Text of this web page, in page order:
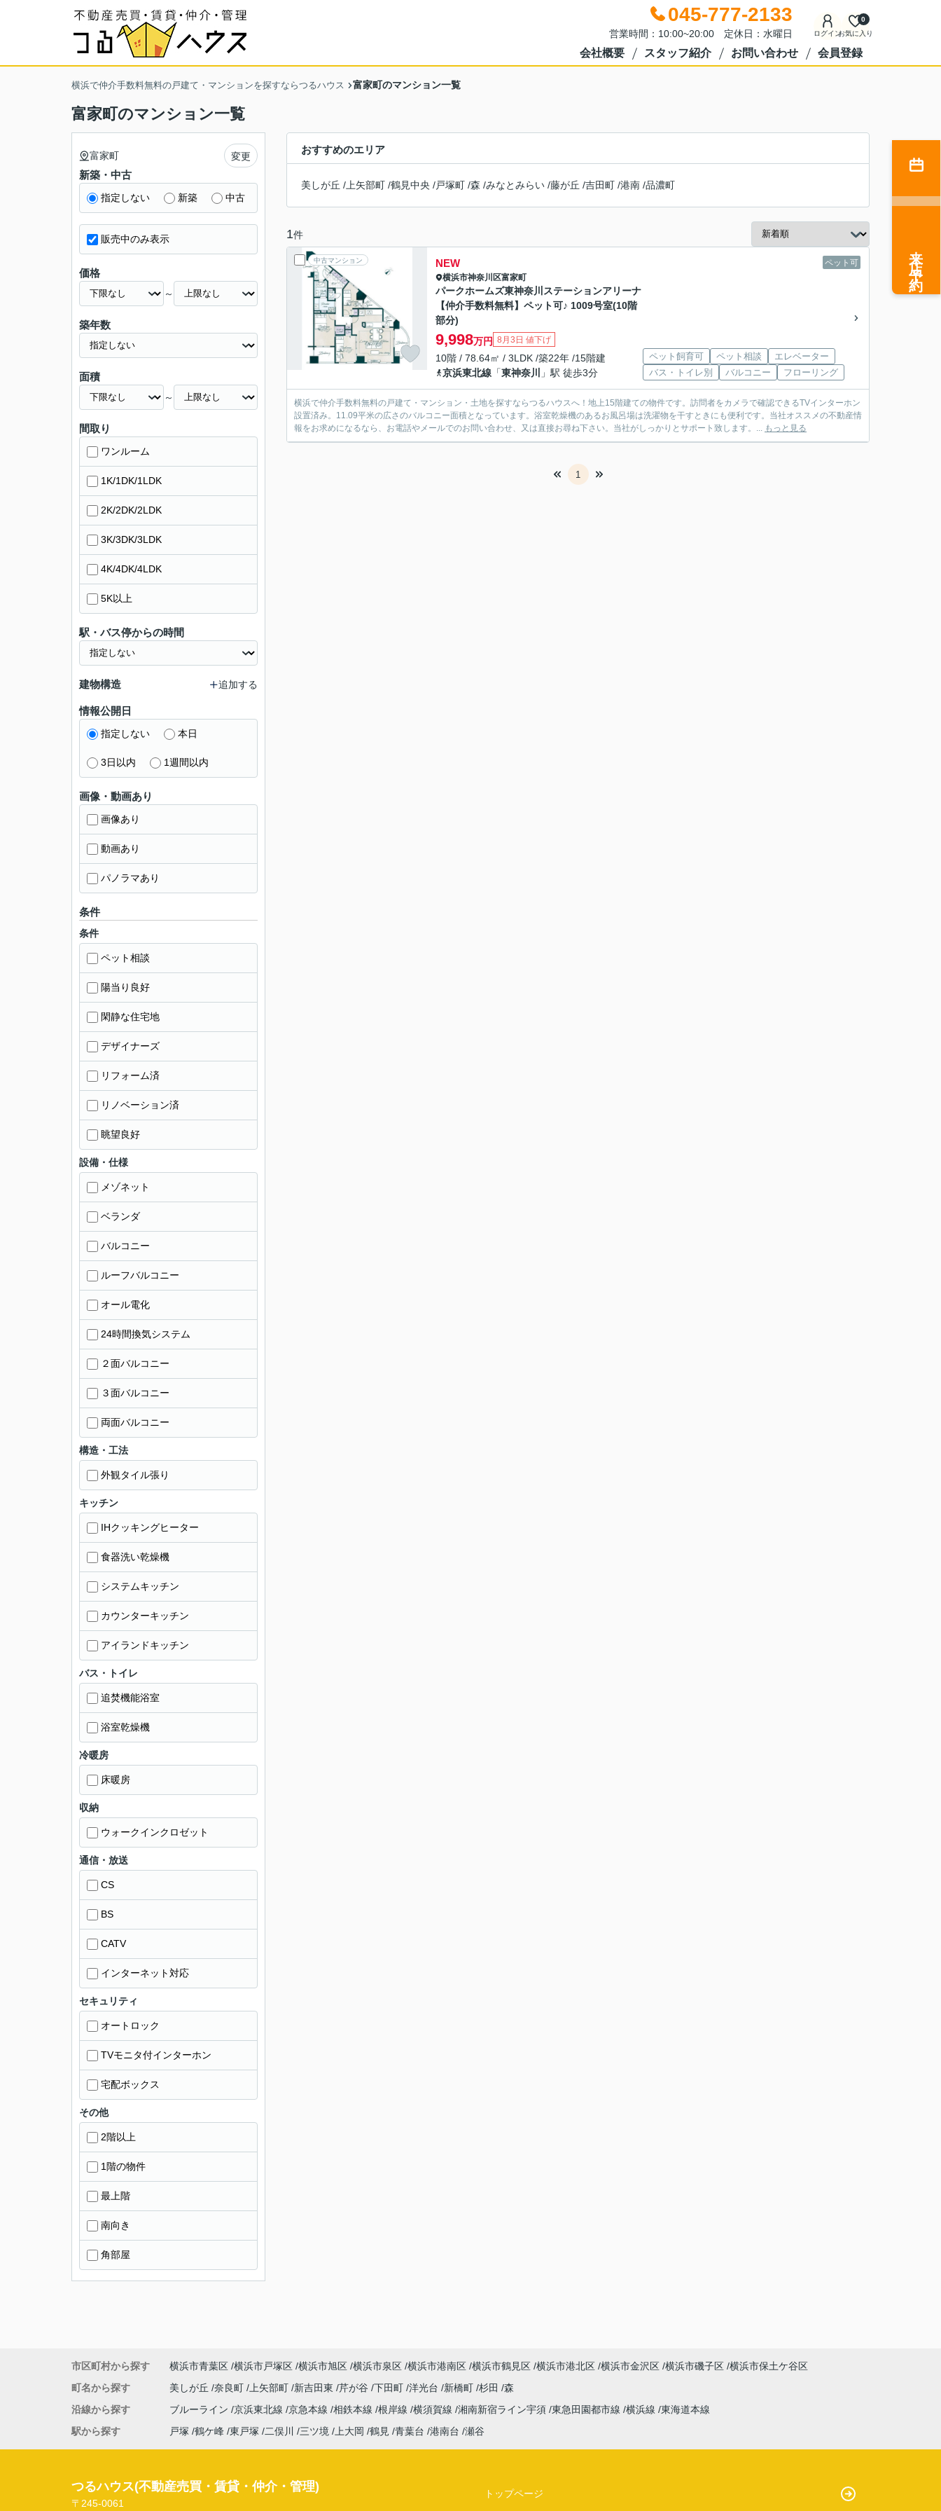
045-777-2133
営業時間：10:00~20:00 定休日：水曜日 ログインお気に入り
0
会社概要 スタッフ紹介 お問い合わせ 会員登録
横浜で仲介手数料無料の戸建て・マンションを探すならつるハウス 富家町のマンション一覧
富家町のマンション一覧
おすすめのエリア
美しが丘 / 上矢部町 /鶴見中央 /戸塚町 /森 /みなとみらい /藤が丘 /吉田町 /港南 /品濃町
1件
中古マンション ペット可
NEW
横浜市神奈川区富家町
パークホームズ東神奈川ステーションアリーナ
【仲介手数料無料】ペット可♪ 1009号室(10階
部分)
9,998万円 8月3日 値下げ
10階 / 78.64㎡ / 3LDK /築22年 /15階建
京浜東北線 「東神奈川 」駅 徒歩3分
ペット飼育可 ペット相談
エレベーター
バス・トイレ別
バルコニー フローリング
横浜で仲介手数料無料の戸建て・マンション・土地を探すならつるハウスへ！地上15階建ての物件です。訪問者をカメラで確認できるTVインターホン
設置済み。11.09平米の広さのバルコニー面積となっています。浴室乾燥機のあるお風呂場は洗濯物を干すときにも便利です。当社オススメの不動産情
報をお求めになるなら、お電話やメールでのお問い合わせ、又は直接お尋ね下さい。当社がしっかりとサポート致します。... もっと見る
1
富家町 変更
新築・中古
指定しない 新築 中古
販売中のみ表示
価格
～
築年数
面積
～
間取り
ワンルーム
1K/1DK/1LDK
2K/2DK/2LDK
3K/3DK/3LDK
4K/4DK/4LDK
5K以上
駅・バス停からの時間
建物構造 追加する
情報公開日
指定しない 本日
3日以内 1週間以内
画像・動画あり
画像あり
動画あり
パノラマあり
条件
条件
ペット相談
陽当り良好
閑静な住宅地
デザイナーズ
リフォーム済
リノベーション済
眺望良好
設備・仕様
メゾネット
ベランダ
バルコニー
ルーフバルコニー
オール電化
24時間換気システム
２面バルコニー
３面バルコニー
両面バルコニー
構造・工法
外観タイル張り
キッチン
IHクッキングヒーター
食器洗い乾燥機
システムキッチン
カウンターキッチン
アイランドキッチン
バス・トイレ
追焚機能浴室
浴室乾燥機
冷暖房
床暖房
収納
ウォークインクロゼット
通信・放送
CS
BS
CATV
インターネット対応
セキュリティ
オートロック
TVモニタ付インターホン
宅配ボックス
その他
2階以上
1階の物件
最上階
南向き
角部屋
来店予約
市区町村から探す 横浜市青葉区 横浜市戸塚区 横浜市旭区 横浜市泉区 横浜市港南区 横浜市鶴見区 横浜市港北区 横浜市金沢区 横浜市磯子区 横浜市保土ケ谷区
町名から探す
美しが丘 奈良町 上矢部町 新吉田東 芹が谷 下田町 洋光台 新橋町 杉田
森
沿線から探す
ブルーライン 京浜東北線 京急本線 相鉄本線 根岸線 横須賀線 湘南新宿ライン宇須 東急田園都市線 横浜線 東海道本線
駅から探す
戸塚 鶴ケ峰 東戸塚 二俣川 三ツ境 上大岡 鶴見 青葉台 港南台 瀬谷
つるハウス(不動産売買・賃貸・仲介・管理)
〒245-0061
トップページ